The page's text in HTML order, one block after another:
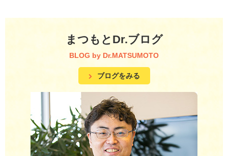
まつもとDr.ブログ
BLOG by Dr.MATSUMOTO
ブログをみる